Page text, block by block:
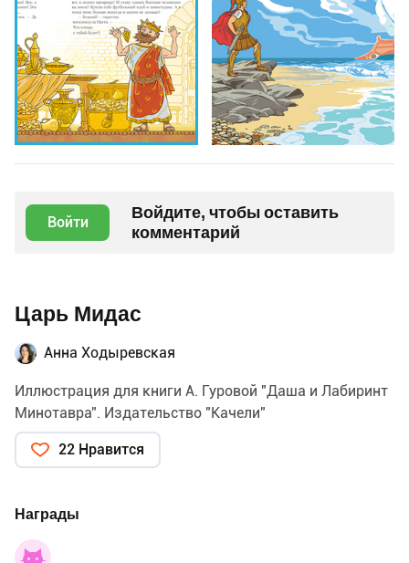
Войти
Войдите, чтобы оставить
комментарий
Царь Мидас
Анна Ходыревская
Иллюстрация для книги А. Гуровой "Даша и Лабиринт
Минотавра". Издательство "Качели"
22 Нравится
Награды